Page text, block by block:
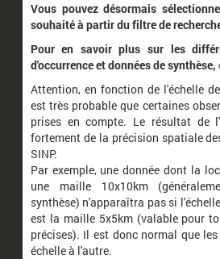
Affichage de1à 1sur1
Nom latin
Sus scrofa
Vous pouvez désormais
souhaité à partir du filtre de
Pour en savoir plus sur les
d'occurrence et données de synthèse,
Attention, en fonction de l'échelle
est très probable que certaines
prises en compte. Le résultat de
fortement de la précision spatiale
SINP.
Par exemple, une donnée dont la
une maille 10x10km
synthèse) n'apparaîtra pas si
est la maille 5x5km (valable pour
précises). Il est donc normal que
échelle à l'autre.